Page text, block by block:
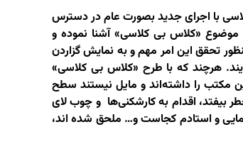
با اجرای جدید بصورت عام در دسترس
موضوع «کلاس بی کلاسی» آشنا نموده و
تحقق این امر مهم و به نمایش گزاردن
هرچند که با طرح «کلاس بی کلاسی»
مکتب را داشته‌اند و مایل نیستند سطح
بیفتد، اقدام به کارشکنی‌ها و چوب لای
و استادم کجاست و… ملحق شده اند،